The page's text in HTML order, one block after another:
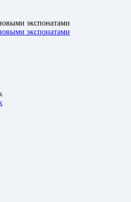
экспонатами
экспонатами